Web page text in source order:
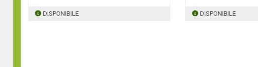
DISPONIBILE DISPONIBILE